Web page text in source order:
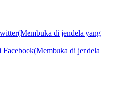
di jendela yang
di jendela